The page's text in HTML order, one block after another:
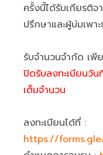
ครั้งนี้ได้รับเกียรติ
ปรึกษาและผู้บ่มเพา
รับจำนวนจำกัด เ
ปิดรับลงทะเบียนวั
เต็มจำนวน
ลงทะเบียนได้ที่ :
https://